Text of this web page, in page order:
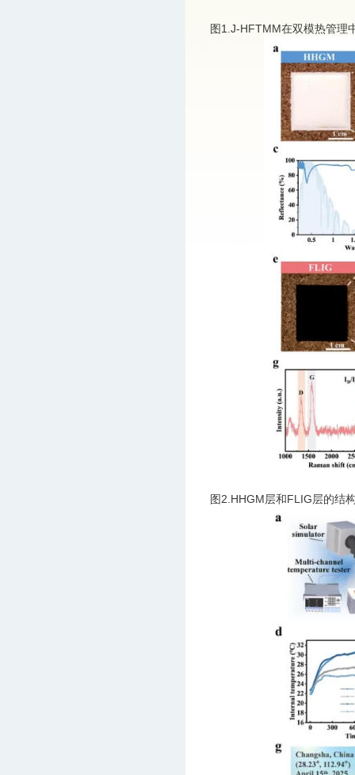
图1.J-HFTMM在双模热管理
图2.HHGM层和FLIG层的结